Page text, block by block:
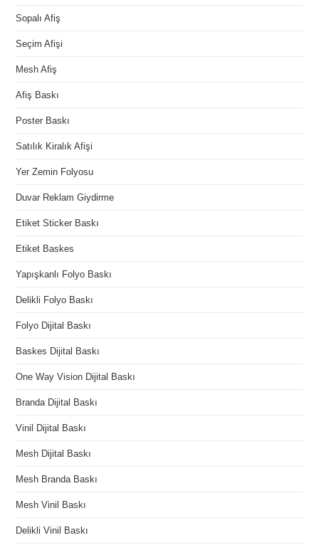
Sopalı Afiş
Seçim Afişi
Mesh Afiş
Afiş Baskı
Poster Baskı
Satılık Kiralık Afişi
Yer Zemin Folyosu
Duvar Reklam Giydirme
Etiket Sticker Baskı
Etiket Baskes
Yapışkanlı Folyo Baskı
Delikli Folyo Baskı
Folyo Dijital Baskı
Baskes Dijital Baskı
One Way Vision Dijital Baskı
Branda Dijital Baskı
Vinil Dijital Baskı
Mesh Dijital Baskı
Mesh Branda Baskı
Mesh Vinil Baskı
Delikli Vinil Baskı